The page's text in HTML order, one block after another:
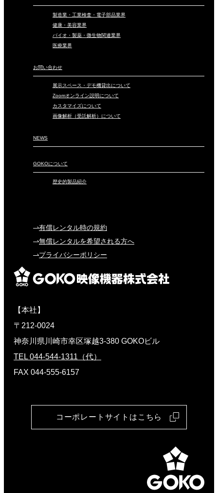
製造業・工業検査・電子部品業界
健康・美容業界
バイオ・製薬・微生物関連業界
医療業界
お問い合わせ
展示スペース・デモ機貸出について
Zoomオンライン説明について
カスタマイズについて
画像解析（受託解析）について
NEWS
GOKOについて
歴史的製品紹介
有償レンタル時の規約
無償レンタルを希望される方へ
プライバシーポリシー
【本社】
〒212-0024
神奈川県川崎市幸区塚越3-380 GOKOビル
TEL 044-544-1311（代）
FAX 044-555-6157
コーポレートサイトはこちら